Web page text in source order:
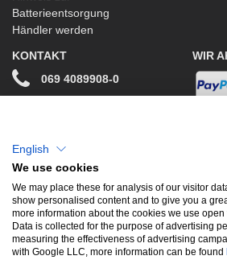
Batterieentsorgung
Händler werden
KONTAKT
069 4089908-0
Facebook
Instagram
WIR
English
We use cookies
We may place these for analysis of our visitor
show personalised content and to give you a
more information about the cookies we use open
Data is collected for the purpose of advertising
measuring the effectiveness of advertising
with Google LLC, more information can be found